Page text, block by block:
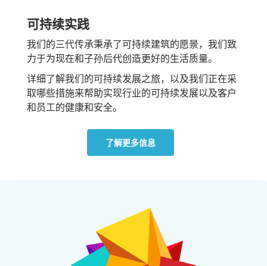
可持续实践
我们的三代传承秉承了可持续建筑的愿景，我们致
力于为现在和子孙后代创造更好的生活质量。
详细了解我们的可持续发展之旅，以及我们正在采
取哪些措施来帮助实现行业的可持续发展以及客户
和员工的健康和安全。
了解更多信息